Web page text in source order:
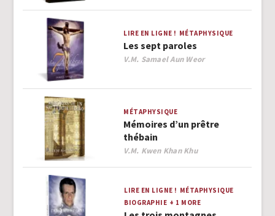
LIRE EN LIGNE ! MÉTAPHYSIQUE
Les sept paroles
Author
V.M. Samael Aun Weor
MÉTAPHYSIQUE
Mémoires d’un prêtre
thébain
Author
V.M. Kwen Khan Khu
LIRE EN LIGNE ! MÉTAPHYSIQUE
BIOGRAPHIE + 1 MORE